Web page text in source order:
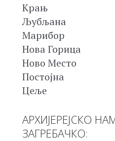
Крањ
Љубљана
Марибор
Нова Горица
Ново Место
Постојна
Цеље
АРХИЈЕРЕЈСКО
ЗАГРЕБАЧКО: